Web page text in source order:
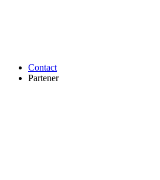
Contact
Partener